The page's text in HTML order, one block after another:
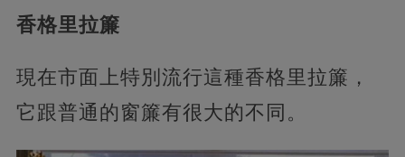
香格里拉簾
現在市面上特別流行這種香格里拉簾，
它跟普通的窗簾有很大的不同。